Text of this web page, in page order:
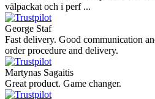
välpackat och i perf ...
George Staf
Fast delivery. Good communication
order procedure and delivery.
Martynas Sagaitis
Great product. Game changer.